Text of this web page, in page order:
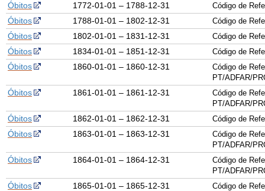
Óbitos 1772-01-01 – 1788-12-31 Código de
Óbitos 1788-01-01 – 1802-12-31 Código de
Óbitos 1802-01-01 – 1831-12-31 Código de
Óbitos 1834-01-01 – 1851-12-31 Código de
Óbitos 1860-01-01 – 1860-12-31
Código de
PT/ADFAR/
Óbitos 1861-01-01 – 1861-12-31
Código de
PT/ADFAR/
Óbitos 1862-01-01 – 1862-12-31 Código de
Óbitos 1863-01-01 – 1863-12-31
Código de
PT/ADFAR/
Óbitos 1864-01-01 – 1864-12-31
Código de
PT/ADFAR/
Óbitos 1865-01-01 – 1865-12-31
Código de